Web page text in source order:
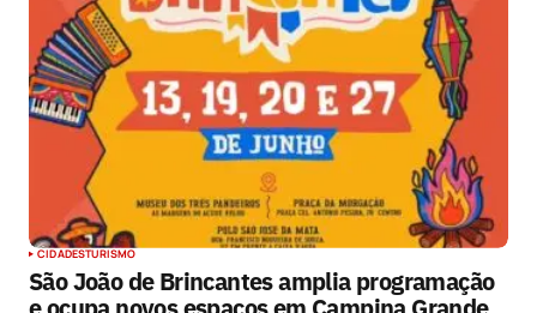
CIDADESTURISMO
São João de Brincantes amplia programação